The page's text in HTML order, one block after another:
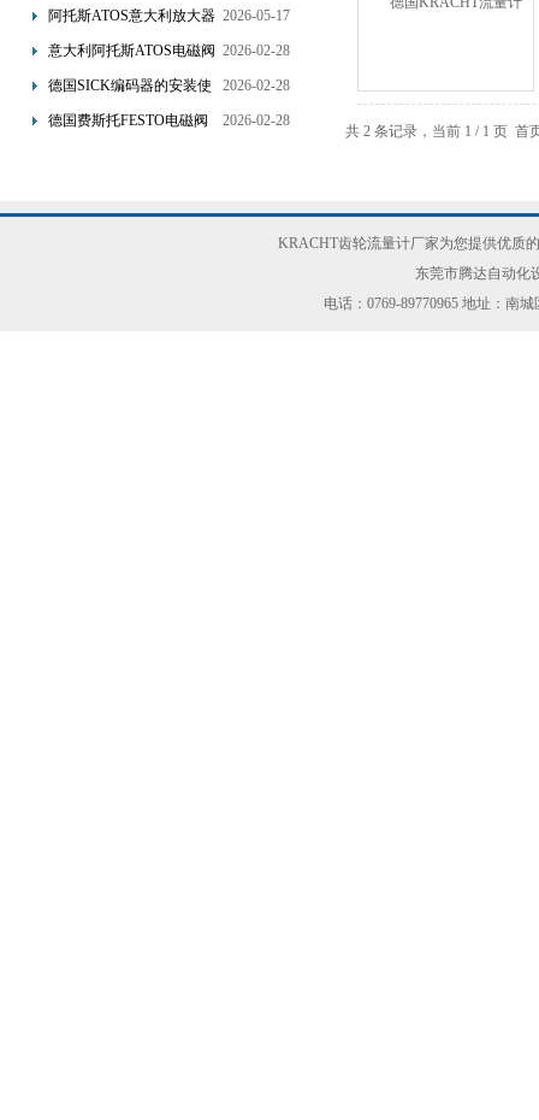
的使用说明
阿托斯ATOS意大利放大器
的产品介绍
2026-05-17
意大利阿托斯ATOS电磁阀
的选型要点分享
2026-02-28
德国SICK编码器的安装使
用和主要作用讲解
2026-02-28
德国费斯托FESTO电磁阀
2026-02-28
共 2 条记录，当前 1 / 1 页
KRACHT齿轮流量计厂家为您提供优质
东莞市腾达自动化
电话：0769-89770965 地址：南